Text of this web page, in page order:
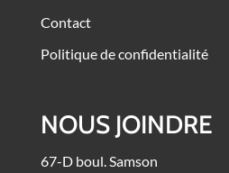
Contact
Politique de confidentialité
NOUS JOINDRE
67-D boul. Samson